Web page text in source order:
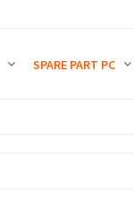
SPARE PART PC